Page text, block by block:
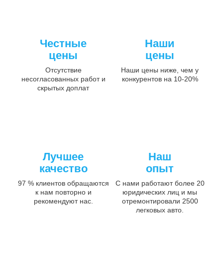
Честные
цены
Отсутствие
несогласованных работ и
скрытых доплат
Наши
цены
Наши цены ниже, чем у
конкурентов на 10-20%
Лучшее
качество
97 % клиентов обращаются
к нам повторно и
рекомендуют нас.
Наш
опыт
С нами работают более 20
юридических лиц и мы
отремонтировали 2500
легковых авто.